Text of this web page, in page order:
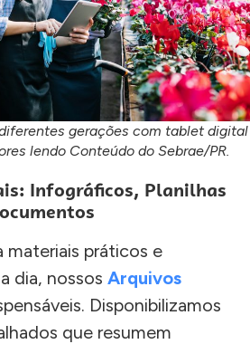
gerações com tablet digital
lendo Conteúdo do Sebrae/PR.
Infográficos, Planilhas
materiais práticos e
dia, nossos Arquivos
Disponibilizamos
que resumem